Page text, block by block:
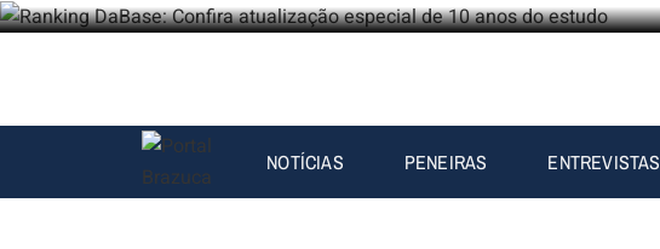
NOTÍCIAS PENEIRAS ENTREVISTAS